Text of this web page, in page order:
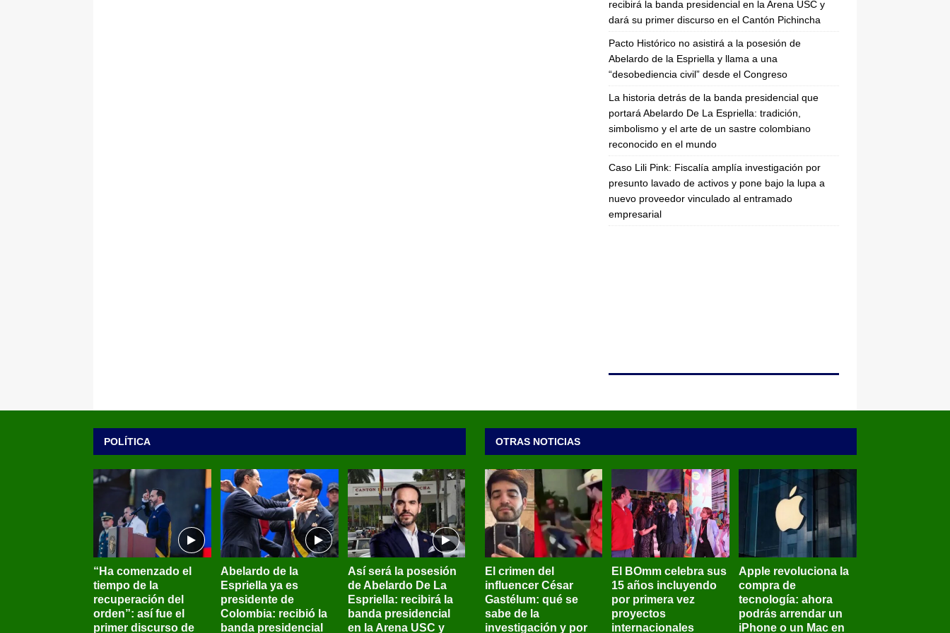
recibirá la banda presidencial en la Arena USC y
dará su primer discurso en el Cantón Pichincha
Pacto Histórico no asistirá a la posesión de
Abelardo de la Espriella y llama a una
“desobediencia civil” desde el Congreso
La historia detrás de la banda presidencial que
portará Abelardo De La Espriella: tradición,
simbolismo y el arte de un sastre colombiano
reconocido en el mundo
Caso Lili Pink: Fiscalía amplía investigación por
presunto lavado de activos y pone bajo la lupa a
nuevo proveedor vinculado al entramado
empresarial
POLÍTICA
“Ha comenzado el
tiempo de la
recuperación del
orden”: así fue el
primer discurso de
Abelardo de la
Espriella ya es
presidente de
Colombia: recibió la
banda presidencial
Así será la posesión
de Abelardo De La
Espriella: recibirá la
banda presidencial
en la Arena USC y
OTRAS NOTICIAS
El crimen del
influencer César
Gastélum: qué se
sabe de la
investigación y por
El BOmm celebra sus
15 años incluyendo
por primera vez
proyectos
internacionales
Apple revoluciona la
compra de
tecnología: ahora
podrás arrendar un
iPhone o un Mac en